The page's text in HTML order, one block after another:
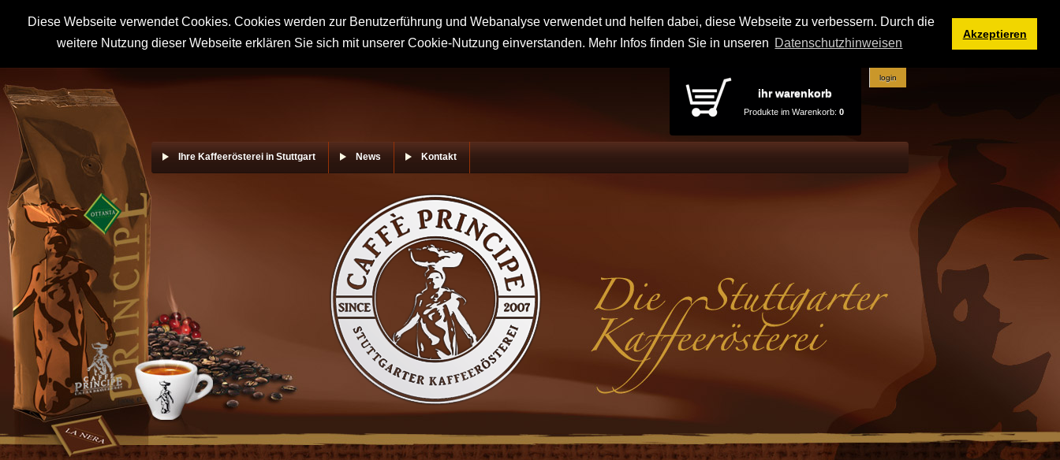
Diese Webseite verwendet Cookies. Cookies werden zur Benutzerführung und Webanalyse verwendet und helfen dabei, diese Webseite zu verbessern. Durch die
weitere Nutzung dieser Webseite erklären Sie sich mit unserer Cookie-Nutzung einverstanden. Mehr Infos finden Sie in unseren Datenschutzhinweisen
Akzeptieren
ihr warenkorb
Produkte im Warenkorb: 0
login
Ihre Kaffeerösterei in Stuttgart News Kontakt